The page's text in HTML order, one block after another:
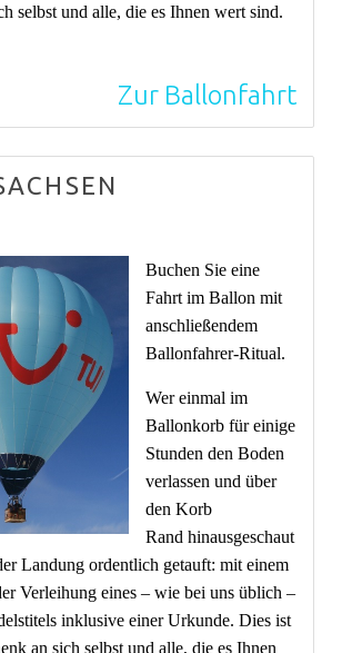
selbst und alle, die es Ihnen wert sind.
Zur Ballonfahrt
Buchen Sie eine
Fahrt im Ballon mit
anschließendem
Ballonfahrer-Ritual.
Wer einmal im
Ballonkorb für einige
Stunden den Boden
verlassen und über
den Korb
Rand hinausgeschaut
Landung ordentlich getauft: mit einem
Verleihung eines – wie bei uns üblich –
inklusive einer Urkunde. Dies ist
an sich selbst und alle, die es Ihnen